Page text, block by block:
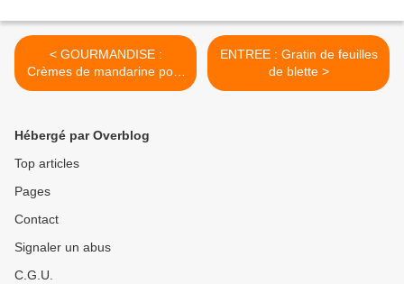
< GOURMANDISE :
Crèmes de mandarine pour
petits et grands
ENTREE : Gratin de feuilles
de blette >
Hébergé par Overblog
Top articles
Pages
Contact
Signaler un abus
C.G.U.